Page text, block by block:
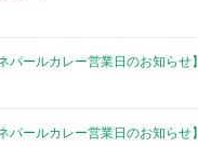
パールカレー営業日のお知らせ】
パールカレー営業日のお知らせ】